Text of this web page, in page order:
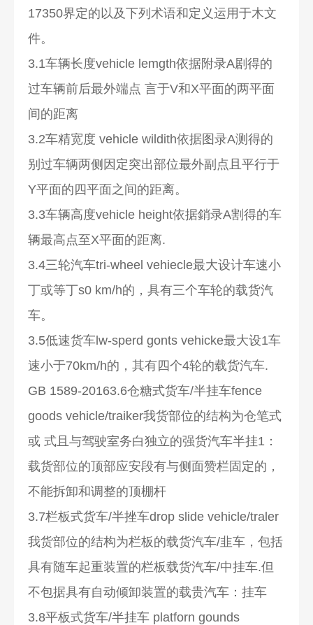
17350界定的以及下列术语和定义运用于木文
件。
3.1车辆长度vehicle lemgth依据附录A剧得的
过车辆前后最外端点 言于V和X平面的两平面
间的距离
3.2车精宽度 vehicle wildith依据图录A测得的
别过车辆两侧因定突出部位最外副点且平行于
Y平面的四平面之间的距离。
3.3车辆高度vehicle height依据銷录A割得的车
辆最高点至X平面的距离.
3.4三轮汽车tri-wheel vehiecle最大设计车速小
丁或等丁s0 km/h的，具有三个车轮的载货汽
车。
3.5低速货车lw-sperd gonts vehicke最大设1车
速小于70km/h的，其有四个4轮的载货汽车.
GB 1589-20163.6仓糖式货车/半挂车fence
goods vehicle/traiker我货部位的结构为仓笔式
或 式且与驾驶室务白独立的强货汽车半挂1：
载货部位的顶部应安段有与侧面赞栏固定的，
不能拆卸和调整的顶棚杆
3.7栏板式货车/半挫车drop slide vehicle/traler
我货部位的结构为栏板的载货汽车/韭车，包括
具有随车起重装置的栏板载货汽车/中挂车.但
不包据具有自动倾卸装置的载贵汽车：挂车
3.8平板式货车/半挂车 platforn gounds